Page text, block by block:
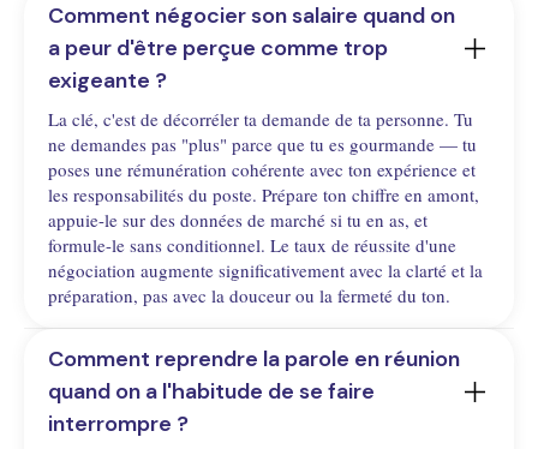
Comment négocier son salaire quand on
a peur d'être perçue comme trop
exigeante ?
La clé, c'est de décorréler ta demande de ta personne. Tu
ne demandes pas "plus" parce que tu es gourmande — tu
poses une rémunération cohérente avec ton expérience et
les responsabilités du poste. Prépare ton chiffre en amont,
appuie-le sur des données de marché si tu en as, et
formule-le sans conditionnel. Le taux de réussite d'une
négociation augmente significativement avec la clarté et la
préparation, pas avec la douceur ou la fermeté du ton.
Comment reprendre la parole en réunion
quand on a l'habitude de se faire
interrompre ?